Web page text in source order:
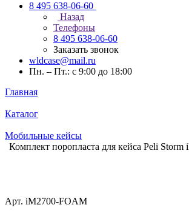
8 495 638-06-60
Назад
Телефоны
8 495 638-06-60
Заказать звонок
wldcase@mail.ru
Пн. – Пт.: с 9:00 до 18:00
Главная
Каталог
Мобильные кейсы
Комплект поропласта для кейса Peli Storm
Арт. iM2700-FOAM